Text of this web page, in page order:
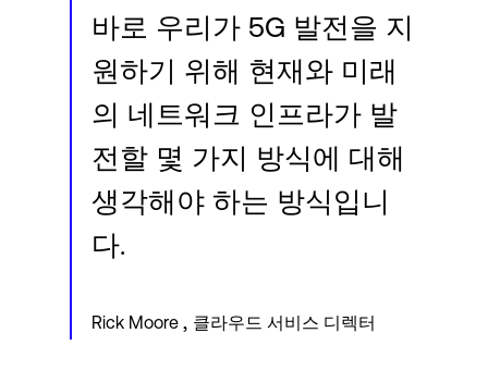
바로 우리가 5G 발전을 지
원하기 위해 현재와 미래
의 네트워크 인프라가 발
전할 몇 가지 방식에 대해
생각해야 하는 방식입니
다.
Rick Moore , 클라우드 서비스 디렉터